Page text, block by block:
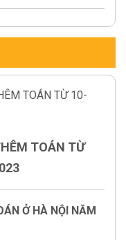
TOÁN TỪ
Ở HÀ NỘI NĂM